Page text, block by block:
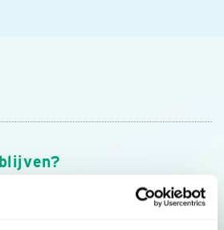
nieuws, inspiratie, acties en tips
van Vogelbescherming.